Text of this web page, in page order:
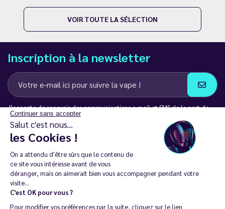
Continuer sans accepter
Salut c'est nous...
les Cookies !
On a attendu d'être sûrs que le contenu de
ce site vous intéresse avant de vous
déranger, mais on aimerait bien vous accompagner pendant votre
visite...
C'est OK pour vous ?
Pour modifier vos préférences par la suite, cliquez sur le lien
VOIR TOUTE LA SÉLECTION
Inscription à la newsletter
J’accepte de recevoir des communications e-mail et SMS de la part de
LD Groupe
Restez en contact
La vente de cigarette électronique est interdite chez les moins de